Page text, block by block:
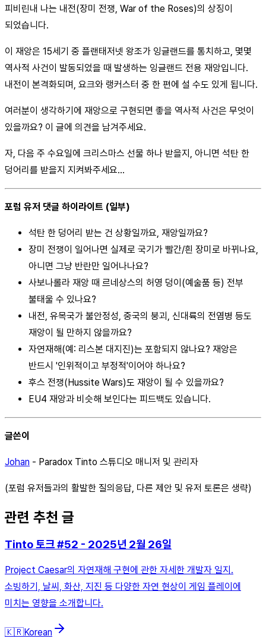
피비린내 나는 내전(장미 전쟁, War of the Roses)의 상징이
되었습니다.
이 재앙은 15세기 중 플랜태저넷 왕조가 잉글랜드를 통치하고, 몇몇
역사적 사건이 발동되었을 때 발생하는 잉글랜드 전용 재앙입니다.
내전이 본격화되며, 요크와 랭커스터 중 한 편에 설 수도 있게 됩니다.
여러분이 생각하기에 재앙으로 구현되면 좋을 역사적 사건은 무엇이
있을까요? 이 글에 의견을 남겨주세요.
자, 다음 주 수요일에 크리스마스 선물 하나 받을지, 아니면 석탄 한
덩어리를 받을지 지켜봐주세요…
포럼 유저 댓글 하이라이트 (일부)
석탄 한 덩어리 받는 건 상황일까요, 재앙일까요?
장미 전쟁이 일어나면 실제로 국기가 빨간/흰 장미로 바뀌나요,
아니면 그냥 반란만 일어나나요?
사보나롤라 재앙 때 르네상스의 허영 덩이(예술품 등) 전부
불태울 수 있나요?
내전, 유목국가 불안정성, 중국의 붕괴, 신대륙의 전염병 등도
재앙이 될 만하지 않을까요?
자연재해(예: 리스본 대지진)는 포함되지 않나요? 재앙은
반드시 '인위적이고 부정적'이어야 하나요?
후스 전쟁(Hussite Wars)도 재앙이 될 수 있을까요?
EU4 재앙과 비슷해 보인다는 피드백도 있습니다.
글쓴이
Johan - Paradox Tinto 스튜디오 매니저 및 관리자
(포럼 유저들과의 활발한 질의응답, 다른 제안 및 유저 토론은 생략)
관련 추천 글
Tinto 토크 #52 - 2025년 2월 26일
Project Caesar의 자연재해 구현에 관한 자세한 개발자 일지.
소빙하기, 날씨, 화산, 지진 등 다양한 자연 현상이 게임 플레이에
미치는 영향을 소개합니다.
🇰🇷Korean